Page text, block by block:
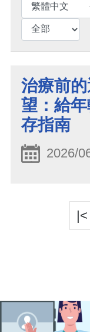
治療前
望：給
存指南
2026/
|<